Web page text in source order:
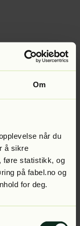
Om
når du
å sikre
føre statistikk, og
på fabel.no og
for deg.